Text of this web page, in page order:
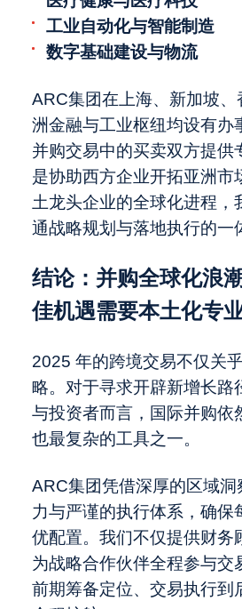
工业自动化与智能制造
数字基础建设与物流
ARC集团在上海、新加坡、
洲金融与工业枢纽均设有办
并购交易中的买卖双方提供
是协助西方企业开拓亚洲市
土龙头企业的全球化进程，
通战略规划与落地执行的一
结论：并购全球化
佳机遇需要本土化专
2025 年的跨境交易不仅关
略。对于寻求开辟新增长路
与投资者而言，国际并购依
也最复杂的工具之一。
ARC集团凭借深厚的区域
力与严谨的执行体系，确保
优配置。我们不仅提供财务
为战略合作伙伴全程参与
前期筹备定位、交易执行到